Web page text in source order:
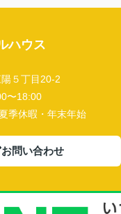
ハウス
５丁目20-2
〜18:00
季休暇・年末年始
お問い合わせ